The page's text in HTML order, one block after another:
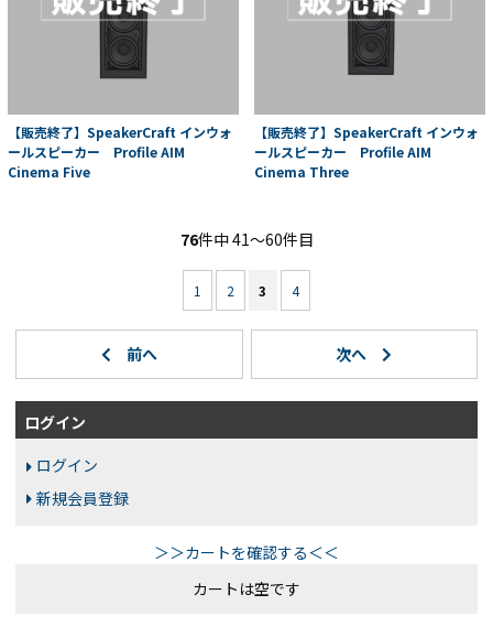
【販売終了】SpeakerCraft インウォ
ールスピーカー Profile AIM
Cinema Five
【販売終了】SpeakerCraft インウォ
ールスピーカー Profile AIM
Cinema Three
76件中 41〜60件目
1 2 3 4
ログイン
ログイン
新規会員登録
＞＞カートを確認する＜＜
カートは空です